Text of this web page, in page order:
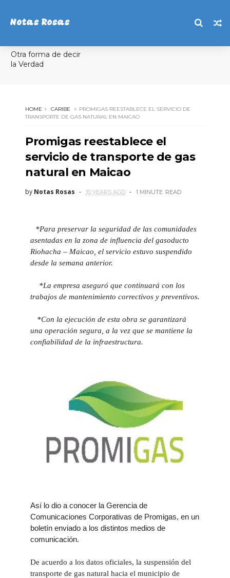
Notas Rosas
Otra forma de decir
la Verdad
HOME CARIBE
PROMIGAS REESTABLECE EL SERVICIO DE
TRANSPORTE DE GAS NATURAL EN MAICAO
Promigas reestablece el
servicio de transporte de gas
natural en Maicao
by Notas Rosas 10 YEARS AGO 1 MINUTE READ
*Para preservar la seguridad de las comunidades
asentadas en la zona de influencia del gasoducto
Riohacha – Maicao, el servicio estuvo suspendido
desde la semana anterior.
*La empresa aseguró que continuará con los
trabajos de mantenimiento correctivos y preventivos.
*Con la ejecución de esta obra se garantizará
una operación segura, a la vez que se mantiene la
confiabilidad de la infraestructura.
Así lo dio a conocer la Gerencia de
Comunicaciones Corporativas de Promigas, en un
boletín enviado a los distintos medios de
comunicación.
De acuerdo a los datos oficiales, la suspensión del
transporte de gas natural hacia el municipio de